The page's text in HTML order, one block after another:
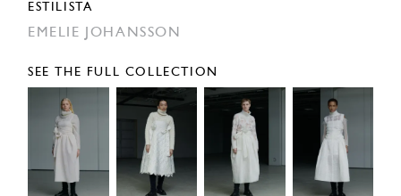
ESTILISTA
EMELIE JOHANSSON
SEE THE FULL COLLECTION